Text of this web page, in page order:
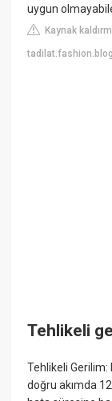
uygun
Kaynak
tadilat.fashion.blog
Tehlikeli
Tehlikeli
doğru akımda